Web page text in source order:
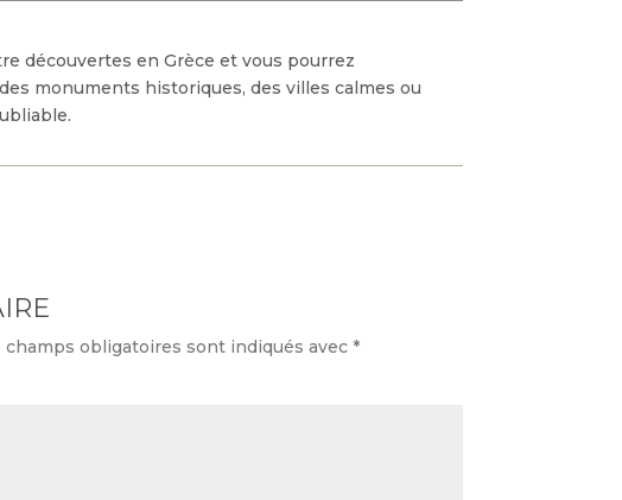
découvertes en Grèce et vous pourrez
monuments historiques, des villes calmes ou
champs obligatoires sont indiqués avec *